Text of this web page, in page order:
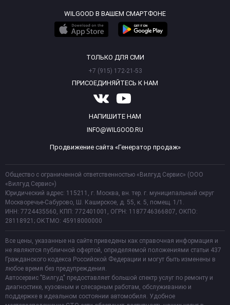
WILGOOD В ВАШЕМ СМАРТФОНЕ
ТОЛЬКО ДЛЯ СМИ
+7 (915) 172-21-53
ПРИСОЕДИНЯЙТЕСЬ К НАМ
НАПИШИТЕ НАМ
INFO@WILGOOD.RU
Продвижение сайта «Генератор продаж»
Общество с ограниченной ответственностью «Вилгуд Сервис» (ООО
«Вилгуд Сервис»)
Юридический адрес: 115211, г. Москва, вн. тер. г. муниципальный округ
Москворечье-Сабурово, Ш. Каширское, д. 55, к. 5, помещ. 1/1.
ИНН: 7724435560, КПП: 772401001, ОГРН: 1187746366807, ОКПО:
28118921; ОКТМО: 45918000000
Все цены, указанные на сайте приведены как справочная информация и
не являются публичной офертой, определяемой положениями статьи 437
Гражданского кодекса Российской Федерации и могут быть изменены в
любое время без предупреждения.
Автосервис "Вилгуд" предоставляет большой спектр услуг по ремонту и
диагностике, кузовным и слесарным работам, обслуживанию и
поддержке в идеальном состоянии автомобиля. Удобное